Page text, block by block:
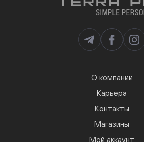
О компании
Карьера
Контакты
Магазины
Мой аккаунт